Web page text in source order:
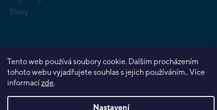
Tento web používá soubory cookie. Dalším procházením
tohoto webu vyjadřujete souhlas s jejich používáním.. Více
informacízde.
Nastavení
Slevy
Vytvořil Shoptet Premium
Copyright 2026Planeta her. Všechna práva vyhrazena.